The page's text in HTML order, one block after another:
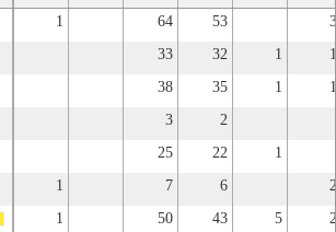
1 64 53
3
33 32 1
1
38 35 1
1
3
2
25 22
1
1 7 6
2
1 50 43 5
2